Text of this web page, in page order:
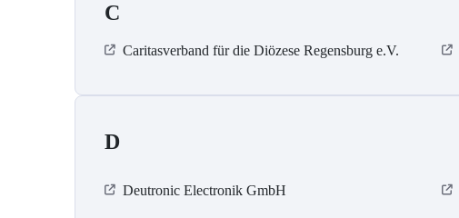
C
Caritasverband für die Diözese Regensburg e.V.
D
Deutronic Electronik GmbH